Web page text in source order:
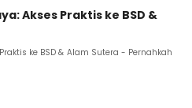
Akses Praktis ke BSD &
ke BSD & Alam Sutera - Pernahkah